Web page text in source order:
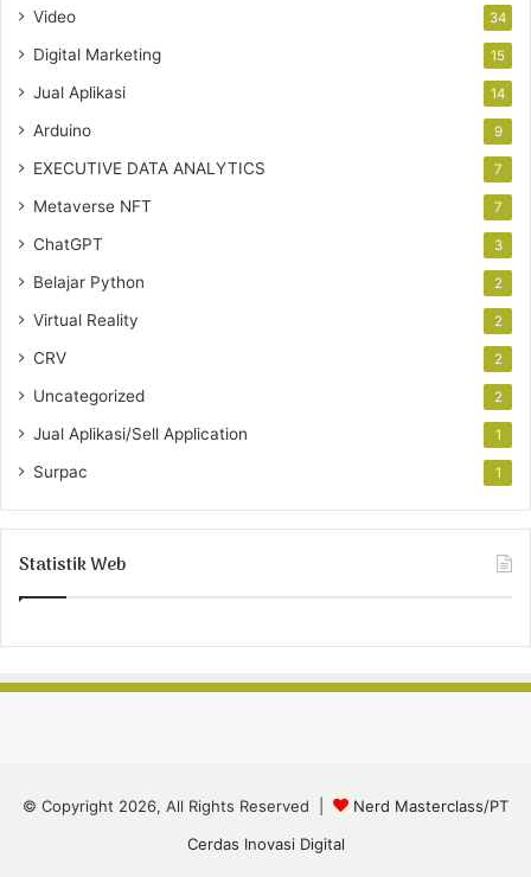
Video 34
Digital Marketing 15
Jual Aplikasi 14
Arduino 9
EXECUTIVE DATA ANALYTICS 7
Metaverse NFT 7
ChatGPT 3
Belajar Python 2
Virtual Reality 2
CRV 2
Uncategorized 2
Jual Aplikasi/Sell Application 1
Surpac 1
Statistik Web
© Copyright 2026, All Rights Reserved |
Nerd Masterclass/PT
Cerdas Inovasi Digital